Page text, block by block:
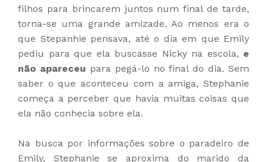
filhos para brincarem juntos num final de tarde,
torna-se uma grande amizade. Ao menos era o
que Stepanhie pensava, até o dia em que Emily
pediu para que ela buscasse Nicky na escola, e
não apareceu para pegá-lo no final do dia. Sem
saber o que aconteceu com a amiga, Stephanie
começa a perceber que havia muitas coisas que
ela não conhecia sobre ela.
Na busca por informações sobre o paradeiro de
Emily, Stephanie se aproxima do marido da